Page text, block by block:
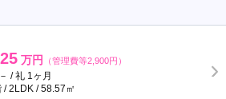
万円 （管理費等2,900円）
/ 礼 1ヶ月
/ 2LDK / 58.57㎡